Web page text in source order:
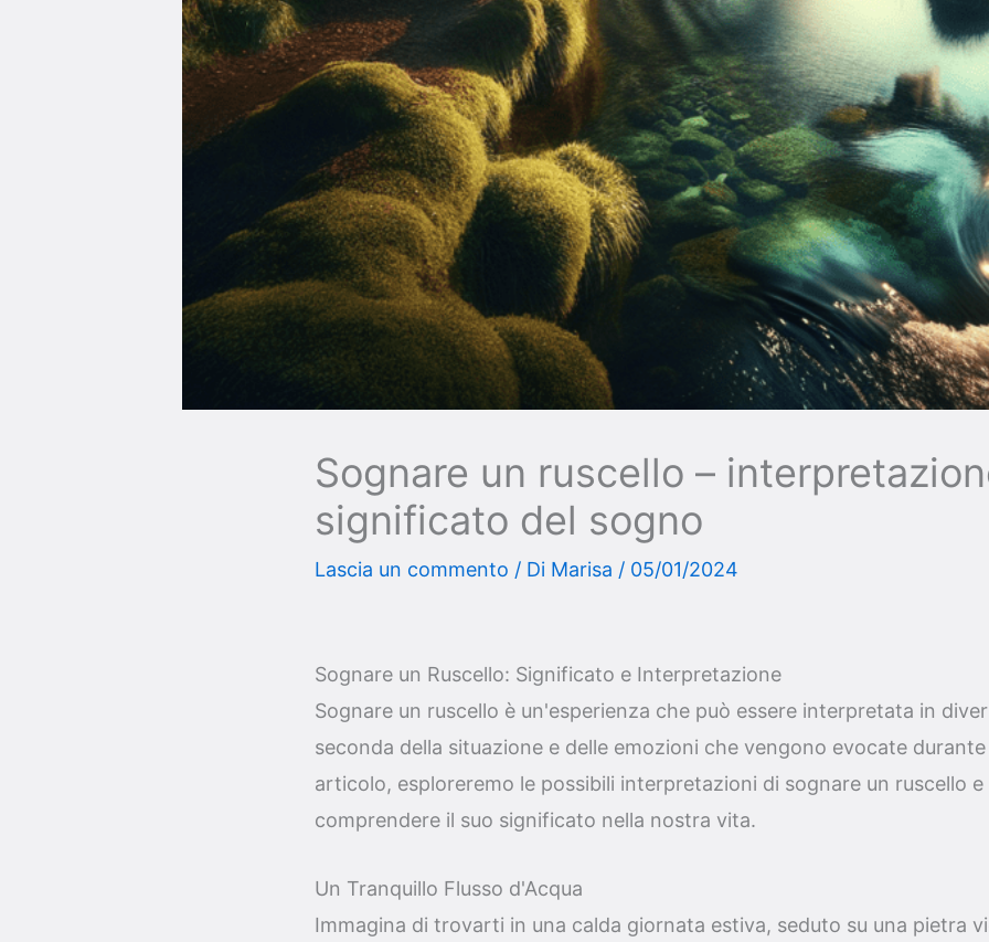
Sognare un ruscello –
significato del sogno
Lascia un commento / Di Marisa / 05/01/2024
Sognare un Ruscello: Significato e Interpretazione
Sognare un ruscello è un'esperienza che può essere interpretata in
seconda della situazione e delle emozioni che vengono evocate
articolo, esploreremo le possibili interpretazioni di sognare un ruscello
comprendere il suo significato nella nostra vita.
Un Tranquillo Flusso d'Acqua
Immagina di trovarti in una calda giornata estiva, seduto su una pietra